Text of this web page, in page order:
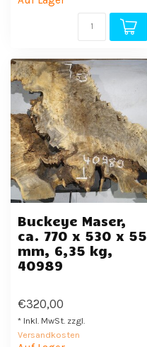
Buckeye Maser,
ca. 770 x 530 x 55
mm, 6,35 kg,
40989
€320,00
* Inkl. MwSt. zzgl.
Versandkosten